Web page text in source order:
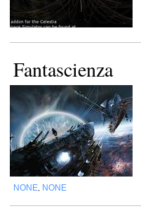
Fantascienza
NONE NONE